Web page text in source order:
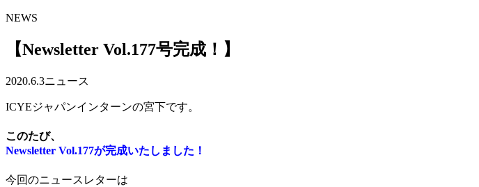
NEWS
【Newsletter Vol.177号完成！】
2020.6.3ニュース
ICYEジャパンインターンの宮下です。
このたび、
Newsletter Vol.177が完成いたしました！
今回のニュースレターは